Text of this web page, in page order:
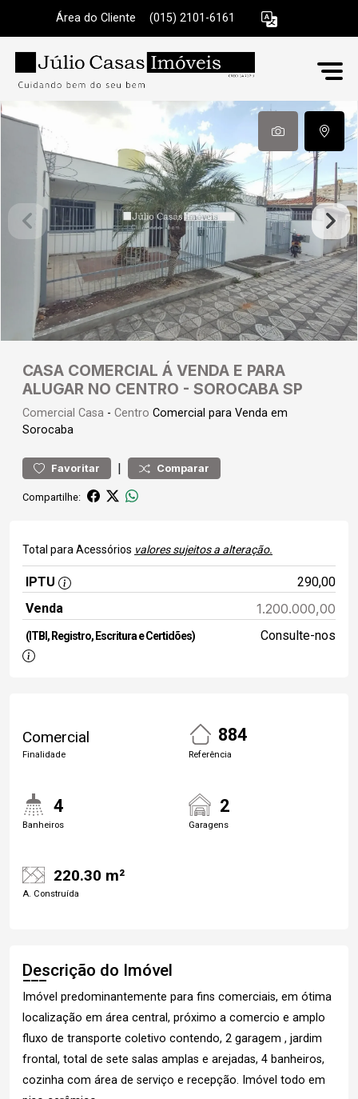
Área do Cliente (015) 2101-6161
CASA COMERCIAL Á VENDA E PARA
ALUGAR NO CENTRO - SOROCABA SP
Comercial Casa - Centro Comercial para Venda em
Sorocaba
Favoritar | Comparar
Compartilhe:
Total para Acessórios valores sujeitos a alteração.
IPTU
290,00
Venda
1.200.000,00
(ITBI, Registro, Escritura e Certidões) Consulte-nos
Comercial
Finalidade
884
Referência
4
Banheiros
2
Garagens
220.30 m²
A. Construída
Descrição do Imóvel
Imóvel predominantemente para fins comerciais, em ótima
localização em área central, próximo a comercio e amplo
fluxo de transporte coletivo contendo, 2 garagem , jardim
frontal, total de sete salas amplas e arejadas, 4 banheiros,
cozinha com área de serviço e recepção. Imóvel todo em